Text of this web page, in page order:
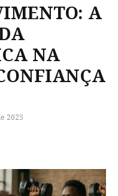
A
NA
2025